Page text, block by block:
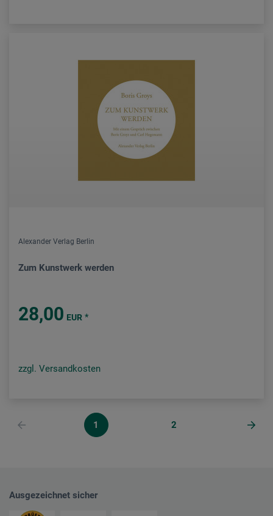
Alexander Verlag Berlin
Zum Kunstwerk werden
28,00 EUR *
zzgl. Versandkosten
1 2
Ausgezeichnet sicher